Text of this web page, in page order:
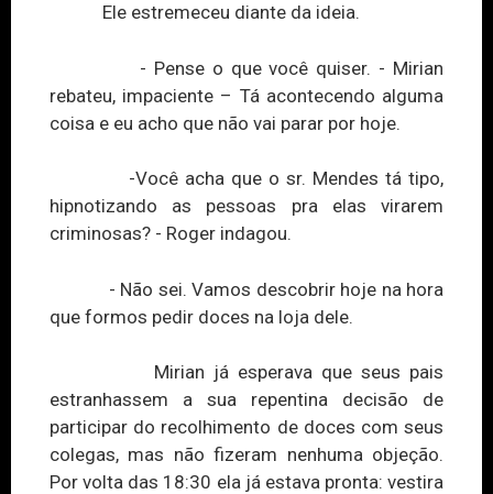
Ele estremeceu diante da ideia.
- Pense o que você quiser. - Mirian
rebateu, impaciente – Tá acontecendo alguma
coisa e eu acho que não vai parar por hoje.
-Você acha que o sr. Mendes tá tipo,
hipnotizando as pessoas pra elas virarem
criminosas? - Roger indagou.
- Não sei. Vamos descobrir hoje na hora
que formos pedir doces na loja dele.
Mirian já esperava que seus pais
estranhassem a sua repentina decisão de
participar do recolhimento de doces com seus
colegas, mas não fizeram nenhuma objeção.
Por volta das 18:30 ela já estava pronta: vestira